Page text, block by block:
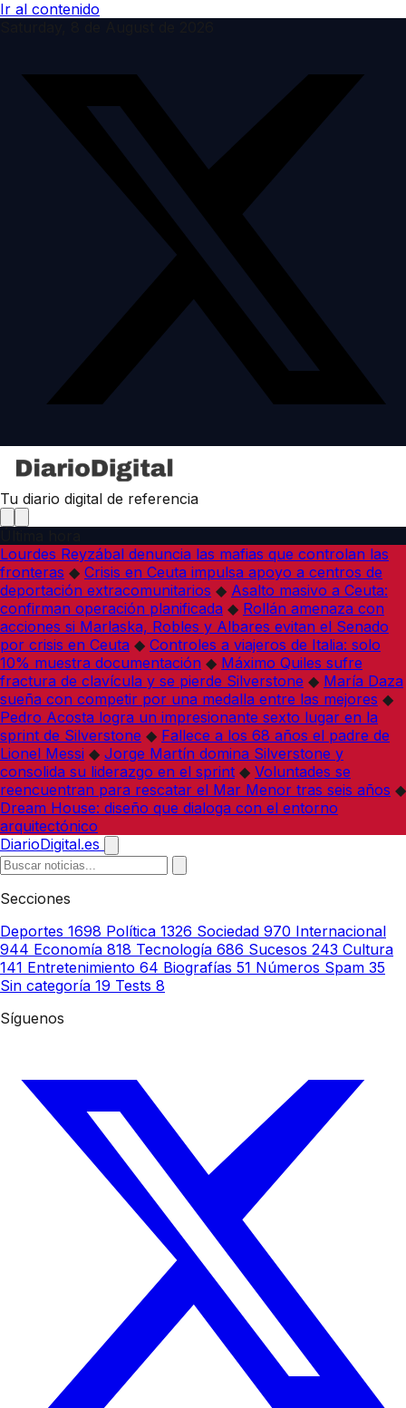
Ir al contenido
Tu diario digital de referencia
Lourdes Reyzábal denuncia las mafias que controlan las
fronteras ◆ Crisis en Ceuta impulsa apoyo a centros de
deportación extracomunitarios ◆ Asalto masivo a Ceuta:
confirman operación planificada ◆ Rollán amenaza con
acciones si Marlaska, Robles y Albares evitan el Senado
por crisis en Ceuta ◆ Controles a viajeros de Italia: solo
10% muestra documentación ◆ Máximo Quiles sufre
fractura de clavícula y se pierde Silverstone ◆ María Daza
sueña con competir por una medalla entre las mejores ◆
Pedro Acosta logra un impresionante sexto lugar en la
sprint de Silverstone ◆ Fallece a los 68 años el padre de
Lionel Messi ◆ Jorge Martín domina Silverstone y
consolida su liderazgo en el sprint ◆ Voluntades se
reencuentran para rescatar el Mar Menor tras seis años ◆
Dream House: diseño que dialoga con el entorno
arquitectónico
DiarioDigital.es
Secciones
Deportes 1698 Política 1326 Sociedad 970 Internacional
944 Economía 818 Tecnología 686 Sucesos 243 Cultura
141 Entretenimiento 64 Biografías 51 Números Spam 35
Sin categoría 19 Tests 8
Síguenos